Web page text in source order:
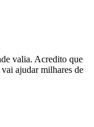
valia. Acredito que
ajudar milhares de